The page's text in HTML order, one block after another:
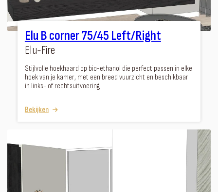
Elu B corner 75/45 Left/Right
Elu-Fire
Stijlvolle hoekhaard op bio-ethanol die perfect passen in elke
hoek van je kamer, met een breed vuurzicht en beschikbaar
in links- of rechtsuitvoering
Bekijken